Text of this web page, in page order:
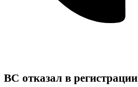
ВС отказал в